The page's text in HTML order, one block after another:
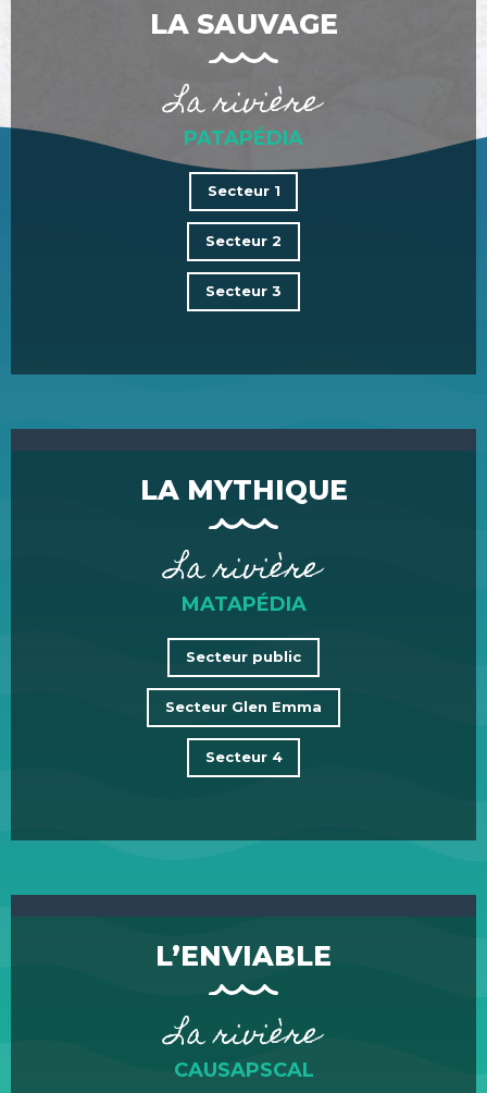
LA SAUVAGE
La rivière
PATAPÉDIA
Secteur 1
Secteur 2
Secteur 3
LA MYTHIQUE
La rivière
MATAPÉDIA
Secteur public
Secteur Glen Emma
Secteur 4
L’ENVIABLE
La rivière
CAUSAPSCAL